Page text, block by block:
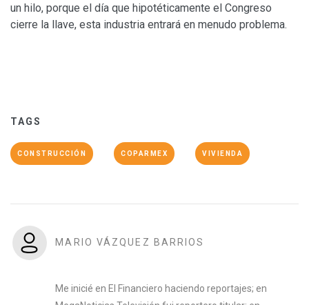
un hilo, porque el día que hipotéticamente el Congreso
cierre la llave, esta industria entrará en menudo problema.
TAGS
CONSTRUCCIÓN COPARMEX VIVIENDA
MARIO VÁZQUEZ BARRIOS
Me inicié en El Financiero haciendo reportajes; en